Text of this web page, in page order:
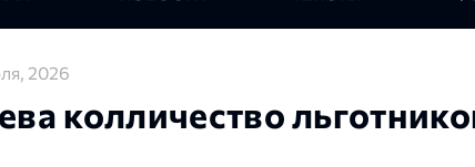
2026
колличество